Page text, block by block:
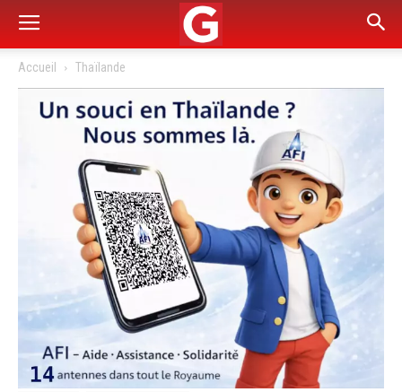
Accueil Thaïlande